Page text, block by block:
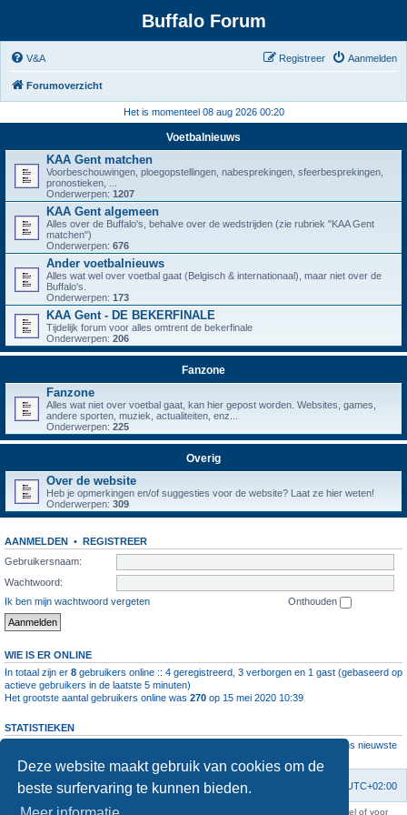
Deze website maakt gebruik van cookies om de
beste surfervaring te kunnen bieden.
Buffalo Forum
V&A Aanmelden
Registreer
Forumoverzicht
Het is momenteel 08 aug 2026 00:20
Voetbalnieuws
KAA Gent matchen
Voorbeschouwingen, ploegopstellingen, nabesprekingen, sfeerbesprekingen,
pronostieken, ...
Onderwerpen: 1207
KAA Gent algemeen
Alles over de Buffalo's, behalve over de wedstrijden (zie rubriek "KAA Gent
matchen")
Onderwerpen: 676
Ander voetbalnieuws
Alles wat wel over voetbal gaat (Belgisch & internationaal), maar niet over de
Buffalo's.
Onderwerpen: 173
KAA Gent - DE BEKERFINALE
Tijdelijk forum voor alles omtrent de bekerfinale
Onderwerpen: 206
Fanzone
Fanzone
Alles wat niet over voetbal gaat, kan hier gepost worden. Websites, games,
andere sporten, muziek, actualiteiten, enz...
Onderwerpen: 225
Overig
Over de website
Heb je opmerkingen en/of suggesties voor de website? Laat ze hier weten!
Onderwerpen: 309
AANMELDEN • REGISTREER
Gebruikersnaam:
Wachtwoord:
Ik ben mijn wachtwoord vergeten
Onthouden
WIE IS ER ONLINE
In totaal zijn er 8 gebruikers online :: 4 geregistreerd, 3 verborgen en 1 gast (gebaseerd op
actieve gebruikers in de laatste 5 minuten)
Het grootste aantal gebruikers online was 270 op 15 mei 2020 10:39
STATISTIEKEN
• Ons nieuwste
Forumoverzicht UTC+02:00
Verwijder cookies
Contact
KAA Gent kan nooit aansprakelijk worden gesteld voor om het even welk nadeel of voor